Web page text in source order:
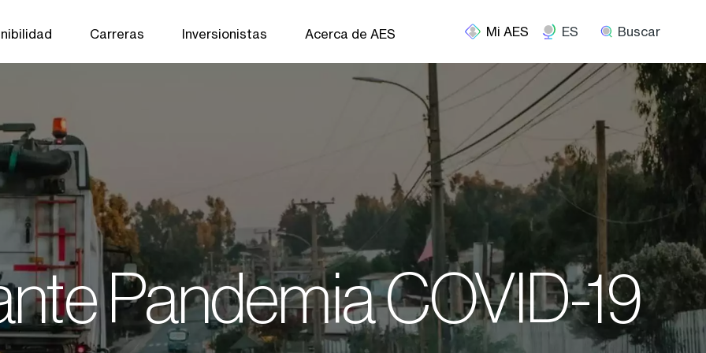
Carreras Inversionistas Acerca de AES ES Buscar
Pandemia COVID-19